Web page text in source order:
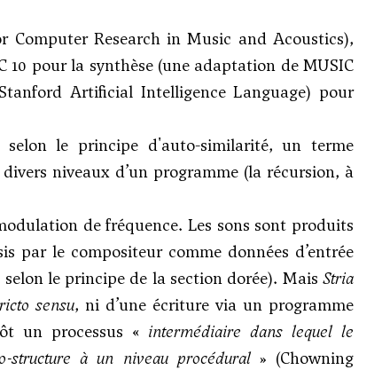
Computer Research in Music and Acoustics),
10 pour la synthèse (une adaptation de MUSIC
Artificial Intelligence Language) pour
selon le principe d'auto-similarité, un terme
niveaux d’un programme (la récursion, à
de fréquence. Les sons sont produits
par le compositeur comme données d’entrée
le principe de la section dorée). Mais Stria
sensu, ni d’une écriture via un programme
un processus « intermédiaire dans lequel le
à un niveau procédural» (Chowning